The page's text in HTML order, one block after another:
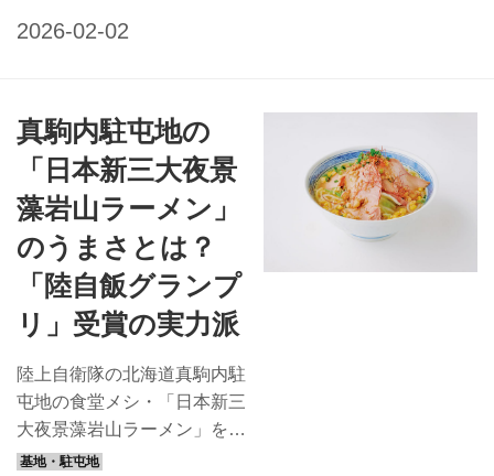
でも楽しめるよう、レシピも
あわせて掲載しています。
八重山地域の防衛を担う、石
垣駐屯地 陸上自衛隊石垣駐
屯地は、石垣島のほぼ中央に
位置する沖縄県最高峰の於茂
登岳（526メートル）の麓に
あります。2023年3月に開設
に、第7高射特科群第348高
射中隊、第7地対鑑ミサイル
連隊第3地対艦ミサイル中隊
などが所在し、八重山地域の
真駒内駐屯地の
「日本新三大夜景
藻岩山ラーメン」
のうまさとは？
「陸自飯グランプ
リ」受賞の実力派
陸上自衛隊の北海道真駒内駐
屯地の食堂メシ・「日本新三
大夜景藻岩山ラーメン」をご
紹介。トッピングの盛り付け